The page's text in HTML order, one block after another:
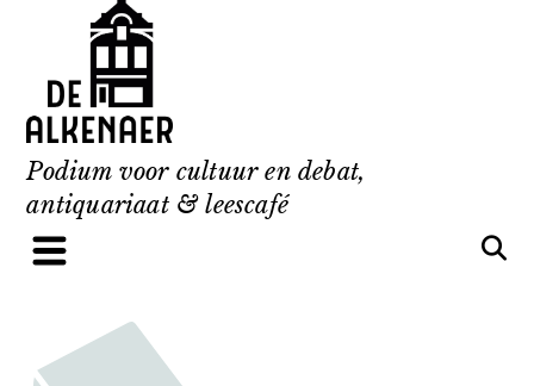
content
Podium voor cultuur en debat,
antiquariaat & leescafé